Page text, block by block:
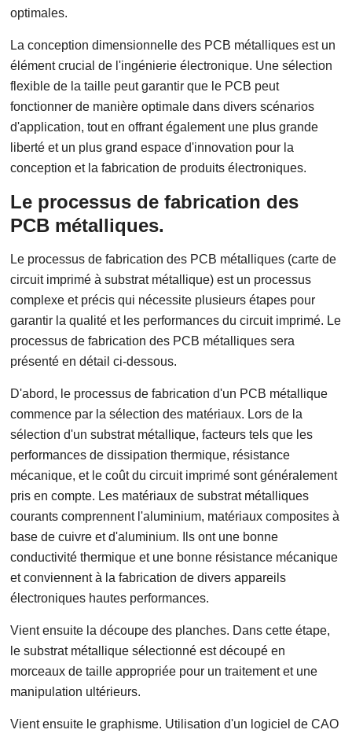
optimales.
La conception dimensionnelle des PCB métalliques est un
élément crucial de l'ingénierie électronique. Une sélection
flexible de la taille peut garantir que le PCB peut
fonctionner de manière optimale dans divers scénarios
d'application, tout en offrant également une plus grande
liberté et un plus grand espace d'innovation pour la
conception et la fabrication de produits électroniques.
Le processus de fabrication des
PCB métalliques.
Le processus de fabrication des PCB métalliques (carte de
circuit imprimé à substrat métallique) est un processus
complexe et précis qui nécessite plusieurs étapes pour
garantir la qualité et les performances du circuit imprimé. Le
processus de fabrication des PCB métalliques sera
présenté en détail ci-dessous.
D'abord, le processus de fabrication d'un PCB métallique
commence par la sélection des matériaux. Lors de la
sélection d'un substrat métallique, facteurs tels que les
performances de dissipation thermique, résistance
mécanique, et le coût du circuit imprimé sont généralement
pris en compte. Les matériaux de substrat métalliques
courants comprennent l'aluminium, matériaux composites à
base de cuivre et d'aluminium. Ils ont une bonne
conductivité thermique et une bonne résistance mécanique
et conviennent à la fabrication de divers appareils
électroniques hautes performances.
Vient ensuite la découpe des planches. Dans cette étape,
le substrat métallique sélectionné est découpé en
morceaux de taille appropriée pour un traitement et une
manipulation ultérieurs.
Vient ensuite le graphisme. Utilisation d'un logiciel de CAO